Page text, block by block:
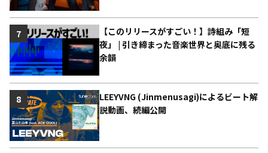
【このリリースがすごい！】詩組み「短
夜」 | 引き締まった音楽世界と奥底に残る
余韻
7
LEEYVNG (Jinmenusagi)によるビート解
説動画、続編公開
8